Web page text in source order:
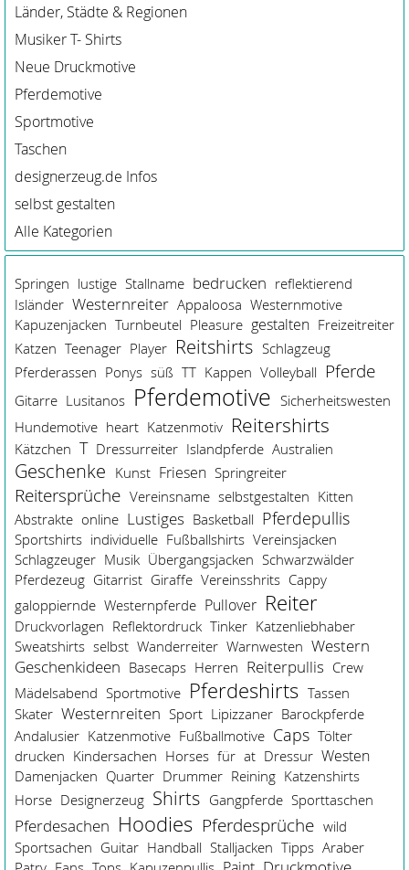
Länder, Städte & Regionen
Musiker T- Shirts
Neue Druckmotive
Pferdemotive
Sportmotive
Taschen
designerzeug.de Infos
selbst gestalten
Alle Kategorien
Springen lustige Stallname bedrucken reflektierend
Isländer Westernreiter Appaloosa Westernmotive
Kapuzenjacken Turnbeutel Pleasure gestalten Freizeitreiter
Katzen Teenager Player Reitshirts Schlagzeug
Pferderassen Ponys süß TT Kappen Volleyball Pferde
Gitarre Lusitanos Pferdemotive Sicherheitswesten
Hundemotive heart Katzenmotiv Reitershirts
Kätzchen T Dressurreiter Islandpferde Australien
Geschenke Kunst Friesen Springreiter
Reitersprüche Vereinsname selbstgestalten Kitten
Abstrakte online Lustiges Basketball Pferdepullis
Sportshirts individuelle Fußballshirts Vereinsjacken
Schlagzeuger Musik Übergangsjacken Schwarzwälder
Pferdezeug Gitarrist Giraffe Vereinsshrits Cappy
galoppiernde Westernpferde Pullover Reiter
Druckvorlagen Reflektordruck Tinker Katzenliebhaber
Sweatshirts selbst Wanderreiter Warnwesten Western
Geschenkideen Basecaps Herren Reiterpullis Crew
Mädelsabend Sportmotive Pferdeshirts Tassen
Skater Westernreiten Sport Lipizzaner Barockpferde
Andalusier Katzenmotive Fußballmotive Caps Tölter
drucken Kindersachen Horses für at Dressur Westen
Damenjacken Quarter Drummer Reining Katzenshirts
Horse Designerzeug Shirts Gangpferde Sporttaschen
Pferdesachen Hoodies Pferdesprüche wild
Sportsachen Guitar Handball Stalljacken Tipps Araber